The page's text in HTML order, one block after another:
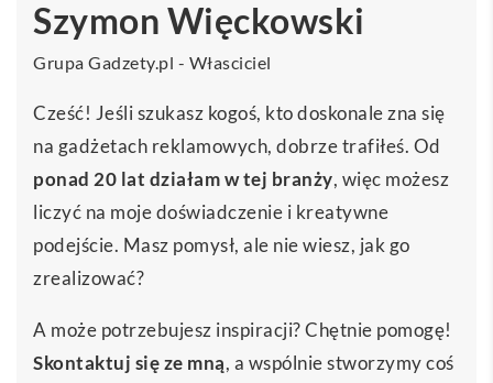
Szymon Więckowski
Grupa Gadzety.pl - Własciciel
Cześć! Jeśli szukasz kogoś, kto doskonale zna się
na gadżetach reklamowych, dobrze trafiłeś. Od
ponad 20 lat działam w tej branży, więc możesz
liczyć na moje doświadczenie i kreatywne
podejście. Masz pomysł, ale nie wiesz, jak go
zrealizować?
A może potrzebujesz inspiracji? Chętnie pomogę!
Skontaktuj się ze mną, a wspólnie stworzymy coś